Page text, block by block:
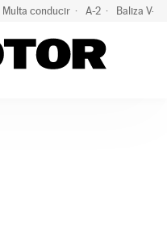
Multa conducir A-2 Baliza V-